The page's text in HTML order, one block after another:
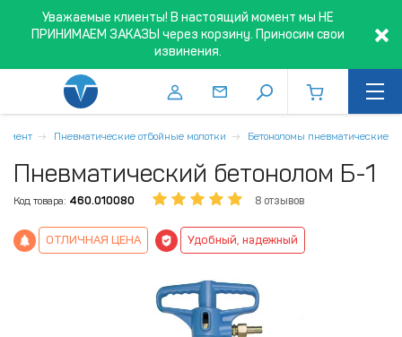
Уважаемые клиенты! В настоящий момент мы НЕ
ПРИНИМАЕМ ЗАКАЗЫ через корзину. Приносим свои
извинения.
Пневматические отбойные молотки Бетоноломы пневматические
Пневматический бетонолом Б-1
Код товара: 460.010080 8 отзывов
ОТЛИЧНАЯ ЦЕНА Удобный, надежный